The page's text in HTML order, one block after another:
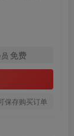
免费
保存购买订单